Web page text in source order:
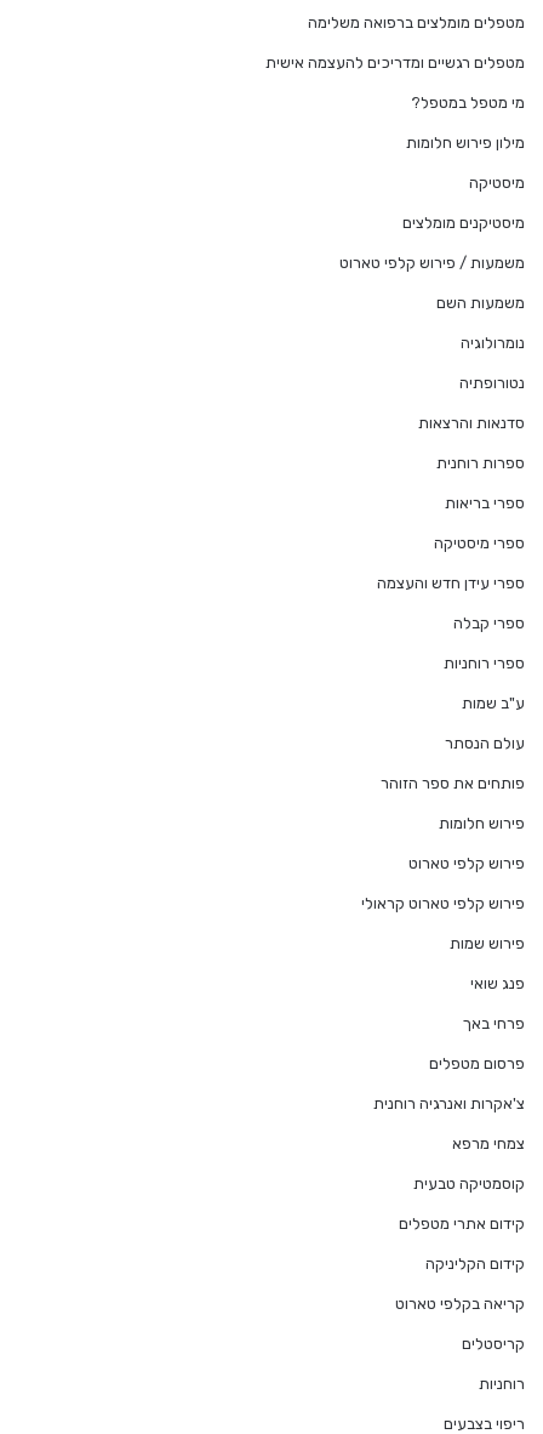
מטפלים מומלצים ברפואה משלימה
מטפלים רגשיים ומדריכים להעצמה אישית
מי מטפל במטפל?
מילון פירוש חלומות
מיסטיקה
מיסטיקנים מומלצים
משמעות / פירוש קלפי טארוט
משמעות השם
נומרולוגיה
נטורופתיה
סדנאות והרצאות
ספרות רוחנית
ספרי בריאות
ספרי מיסטיקה
ספרי עידן חדש והעצמה
ספרי קבלה
ספרי רוחניות
ע"ב שמות
עולם הנסתר
פותחים את ספר הזוהר
פירוש חלומות
פירוש קלפי טארוט
פירוש קלפי טארוט קראולי
פירוש שמות
פנג שואי
פרחי באך
פרסום מטפלים
צ'אקרות ואנרגיה רוחנית
צמחי מרפא
קוסמטיקה טבעית
קידום אתרי מטפלים
קידום הקליניקה
קריאה בקלפי טארוט
קריסטלים
רוחניות
ריפוי בצבעים